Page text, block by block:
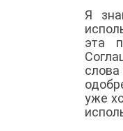
Я
эта
уже